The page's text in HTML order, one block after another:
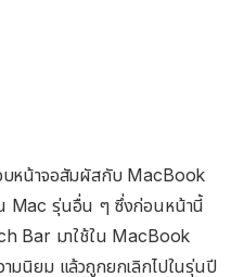
บหน้าจอสัมผัสกับ MacBook
น Mac รุ่นอื่น ๆ ซึ่งก่อนหน้านี้
Bar มาใช้ใน MacBook
มนิยม แล้วถูกยกเลิกไปในรุ่นปี